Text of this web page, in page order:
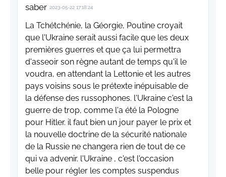
saber 2023-05-22 17:18:24
La Tchétchénie, la Géorgie, Poutine croyait
que l'Ukraine serait aussi facile que les deux
premières guerres et que ça lui permettra
d'asseoir son règne autant de temps qu'il le
voudra, en attendant la Lettonie et les autres
pays voisins sous le prétexte inépuisable de
la défense des russophones. l'Ukraine c'est la
guerre de trop, comme l'a été la Pologne
pour Hitler. il faut bien un jour payer le prix et
la nouvelle doctrine de la sécurité nationale
de la Russie ne changera rien de tout de ce
qui va advenir. l'Ukraine , c'est l'occasion
belle pour régler les comptes suspendus